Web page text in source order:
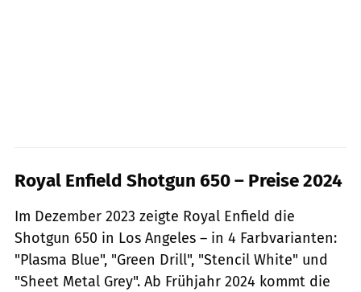
Royal Enfield Shotgun 650 – Preise 2024
Im Dezember 2023 zeigte Royal Enfield die
Shotgun 650 in Los Angeles – in 4 Farbvarianten:
"Plasma Blue", "Green Drill", "Stencil White" und
"Sheet Metal Grey". Ab Frühjahr 2024 kommt die